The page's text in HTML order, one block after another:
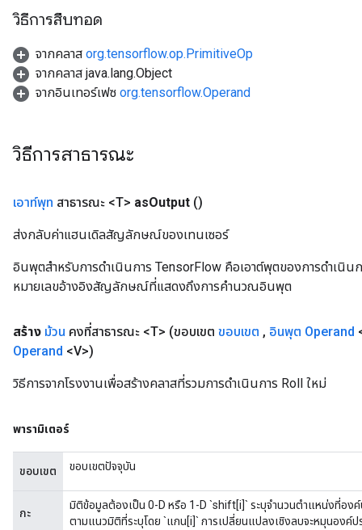
วิธีการสืบทอด
จากคลาส org.tensorflow.op.PrimitiveOp
จากคลาส java.lang.Object
จากอินเทอร์เฟซ org.tensorflow.Operand
วิธีการสาธารณะ
เอาท์พุท สาธารณะ <T> asOutput ()
ส่งกลับค่าแฮนเดิลสัญลักษณ์ของเทนเซอร์
อินพุตสำหรับการดำเนินการ TensorFlow คือเอาต์พุตของการดำเนิน
หมายเลขอ้างอิงสัญลักษณ์ที่แสดงถึงการคำนวณอินพุต
สร้าง ม้วน คงที่สาธารณะ <T> (ขอบเขต ขอบเขต , อินพุต Operand
Operand <V>)
วิธีการจากโรงงานเพื่อสร้างคลาสที่รวมการดำเนินการ Roll ใหม่
พารามิเตอร์
ขอบเขต ขอบเขตปัจจุบัน
กะ
มิติข้อมูลต้องเป็น 0-D หรือ 1-D `shift[i]` ระบุจำนวนตำแหน่งที่อง
ตามแนวมิติที่ระบุโดย `แกน[i]` การเปลี่ยนแปลงเชิงลบจะหมุนองค์ป